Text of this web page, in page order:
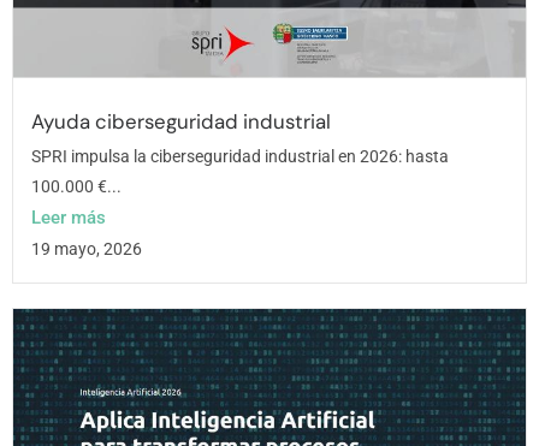
Ayuda ciberseguridad industrial
SPRI impulsa la ciberseguridad industrial en 2026: hasta
100.000 €...
Leer más
19 mayo, 2026